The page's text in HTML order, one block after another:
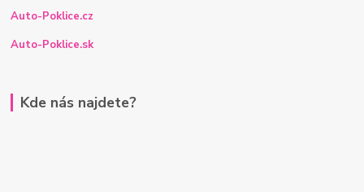
Auto-Poklice.cz
Auto-Poklice.sk
Kde nás najdete?